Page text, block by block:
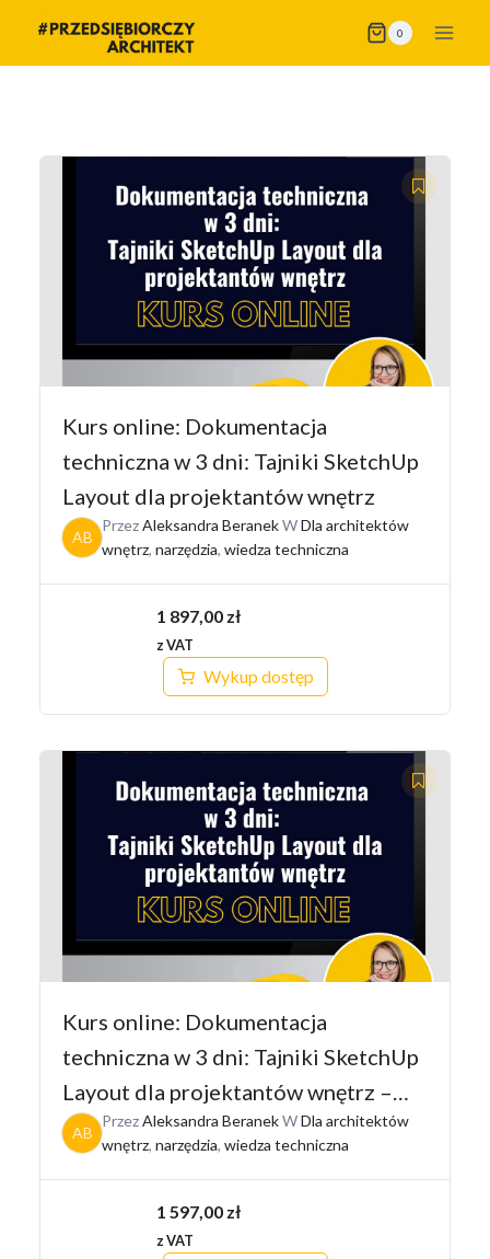
treści
0
Kurs online: Dokumentacja
techniczna w 3 dni: Tajniki SketchUp
Layout dla projektantów wnętrz
AB
PrzezAleksandra BeranekWDla architektów
wnętrz, narzędzia, wiedza techniczna
1 897,00 zł
z VAT
Wykup dostęp
Kurs online: Dokumentacja
techniczna w 3 dni: Tajniki SketchUp
Layout dla projektantów wnętrz –
Pakiet I
AB
PrzezAleksandra BeranekWDla architektów
wnętrz, narzędzia, wiedza techniczna
1 597,00 zł
z VAT